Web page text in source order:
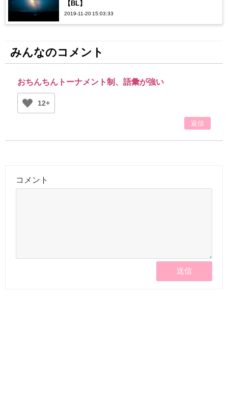
【BL】
2019-11-20 15:03:33
みんなのコメント
おちんちんトーナメント制、語彙が強い
12+
返信
コメント